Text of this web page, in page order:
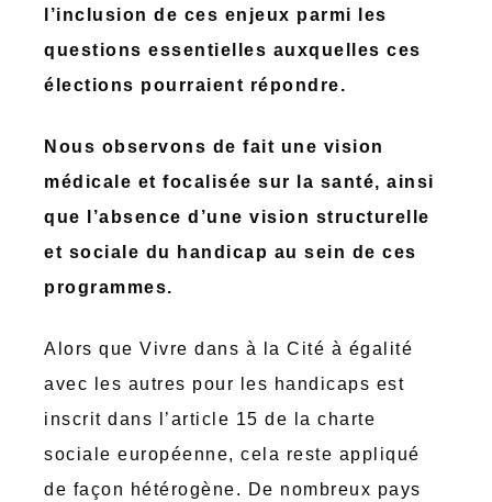
l’inclusion de ces enjeux parmi les
questions essentielles auxquelles ces
élections pourraient répondre.
Nous observons de fait une vision
médicale et focalisée sur la santé, ainsi
que l’absence d’une vision structurelle
et sociale du handicap au sein de ces
programmes.
Alors que Vivre dans à la Cité à égalité
avec les autres pour les handicaps est
inscrit dans l’article 15 de la charte
sociale européenne, cela reste appliqué
de façon hétérogène. De nombreux pays